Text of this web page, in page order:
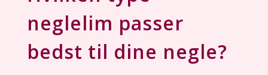
neglelim passer
bedst til dine negle?